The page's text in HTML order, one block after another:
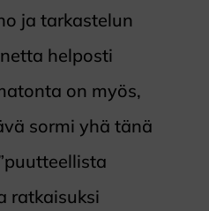
ja tarkastelun
helposti
on myös,
sormi yhä tänä
ratkaisuksi